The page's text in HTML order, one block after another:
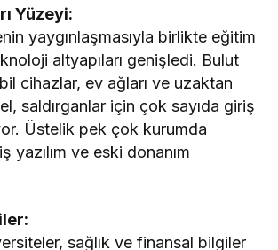
Yüzeyi:
yaygınlaşmasıyla birlikte eğitim
altyapıları genişledi. Bulut
cihazlar, ev ağları ve uzaktan
saldırganlar için çok sayıda giriş
Üstelik pek çok kurumda
yazılım ve eski donanım
sağlık ve finansal bilgiler